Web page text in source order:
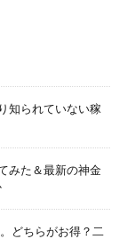
知られていない稼
みた＆最新の神金
どちらがお得？二